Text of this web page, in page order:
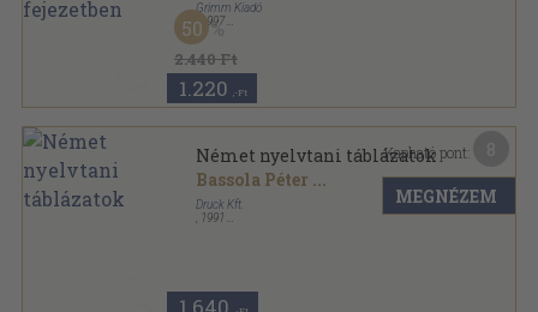
Grimm Kiadó
, 1997
Ragasztott papírkötés
2.440 Ft
50
1.220 ,-Ft
Német nyelvtani táblázatok
Bassola Péter ...
Druck Kft.
1991
Kapható pont:
MEGNÉZEM